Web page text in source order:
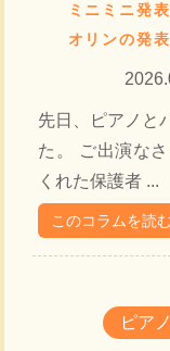
ミニミニ発
オリンの発
先日、ピアノと
た。 ご出演な
くれた保護者 ...
このコラムを読む
ピア